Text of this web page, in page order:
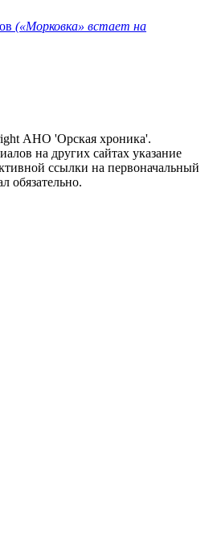
(«Морковка» встает на
АНО 'Орская хроника'.
на других сайтах указание
ссылки на первоначальный
обязательно.